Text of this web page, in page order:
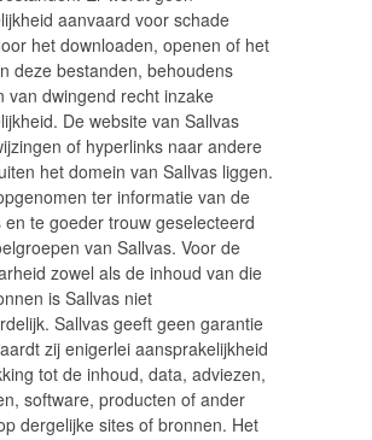
aanvaard voor schade
het downloaden, openen of het
deze bestanden, behoudens
van dwingend recht inzake
De website van Sallvas
of hyperlinks naar andere
het domein van Sallvas liggen.
ter informatie van de
en te goeder trouw geselecteerd
van Sallvas. Voor de
zowel als de inhoud van die
is Sallvas niet
Sallvas geeft geen garantie
zij enigerlei aansprakelijkheid
tot de inhoud, data, adviezen,
software, producten of ander
dergelijke sites of bronnen. Het